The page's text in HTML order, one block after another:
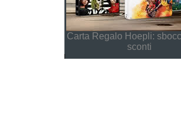
Carta Regalo Hoepli:
sconti